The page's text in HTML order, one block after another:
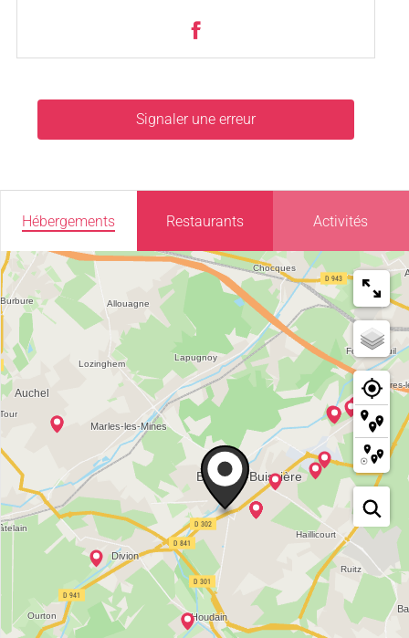
Signaler une erreur
Hébergements Restaurants Activités